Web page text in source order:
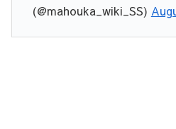
(@mahouka_wiki_SS)